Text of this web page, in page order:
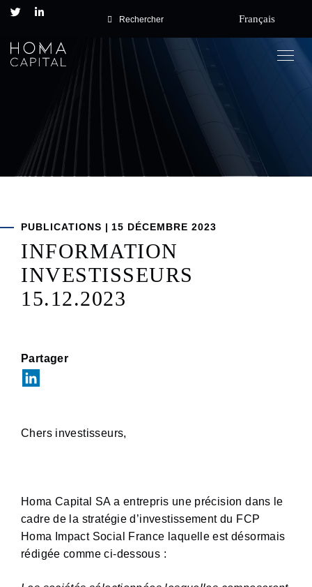
Rechercher Français
PUBLICATIONS | Posted
on
15 DÉCEMBRE 2023
INFORMATION
INVESTISSEURS
15.12.2023
Partager
Chers investisseurs,
Homa Capital SA a entrepris une précision dans le
cadre de la stratégie d’investissement du FCP
Homa Impact Social France laquelle est désormais
rédigée comme ci-dessous :